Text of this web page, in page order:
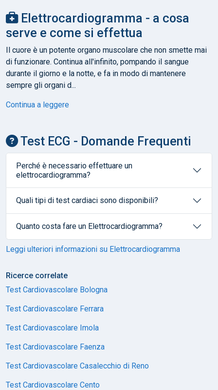
Elettrocardiogramma - a cosa
serve e come si effettua
Il cuore è un potente organo muscolare che non smette mai
di funzionare. Continua all'infinito, pompando il sangue
durante il giorno e la notte, e fa in modo di mantenere
sempre gli organi d...
Continua a leggere
Test ECG - Domande Frequenti
Perché è necessario effettuare un
elettrocardiogramma?
Quali tipi di test cardiaci sono disponibili?
Quanto costa fare un Elettrocardiogramma?
Leggi ulteriori informazioni su Elettrocardiogramma
Ricerce correlate
Test Cardiovascolare Bologna
Test Cardiovascolare Ferrara
Test Cardiovascolare Imola
Test Cardiovascolare Faenza
Test Cardiovascolare Casalecchio di Reno
Test Cardiovascolare Cento